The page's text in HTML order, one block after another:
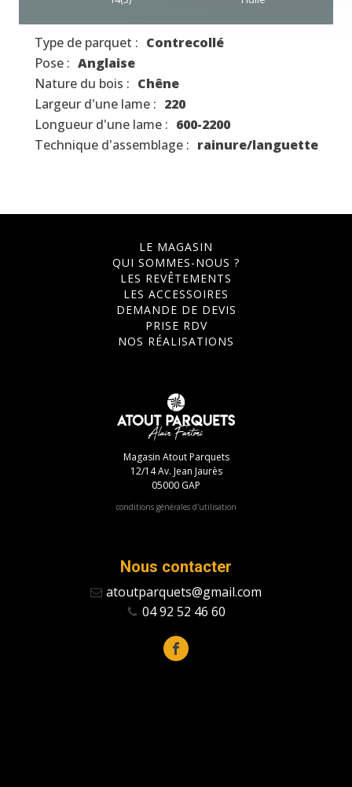
Type de parquet : Contrecollé
Pose : Anglaise
Nature du bois : Chêne
Largeur d'une lame : 220
Longueur d'une lame : 600-2200
Technique d'assemblage : rainure/languette
LE MAGASIN
QUI SOMMES-NOUS ?
LES REVÊTEMENTS
LES ACCESSOIRES
DEMANDE DE DEVIS
PRISE RDV
NOS RÉALISATIONS
Magasin Atout Parquets
12/14 Av. Jean Jaurès
05000 GAP
conditions générales d'utilisation
Nous contacter
atoutparquets@gmail.com
04 92 52 46 60